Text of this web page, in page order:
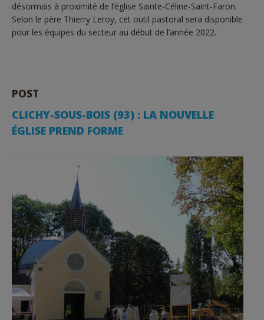
désormais à proximité de l’église Sainte-Céline-Saint-Faron.
Selon le père Thierry Leroy, cet outil pastoral sera disponible
pour les équipes du secteur au début de l’année 2022.
POST
CLICHY-SOUS-BOIS (93) : LA NOUVELLE
ÉGLISE PREND FORME